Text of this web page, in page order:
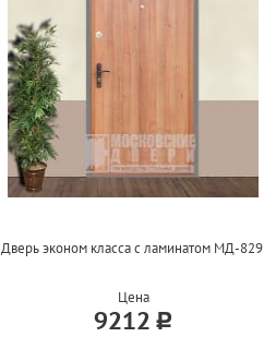
Дверь эконом класса с ламинатом МД-829
Цена
9212